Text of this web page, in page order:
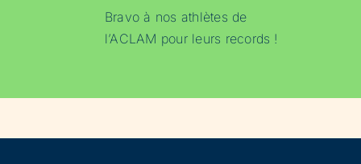
Bravo à nos athlètes de
l’ACLAM pour leurs records !